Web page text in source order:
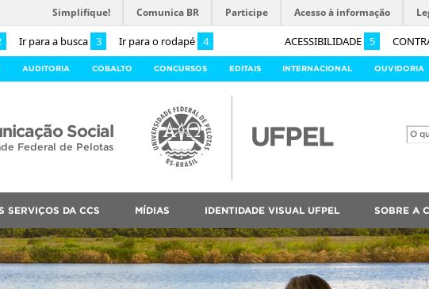
Ir para a busca 3 Ir para o rodapé 4 ACESSIBILIDADE 5
Simplifique! Comunica BR Participe Acesso à informação
AUDITORIA COBALTO CONCURSOS EDITAIS INTERNACIONAL OUVIDORIA
Social
Federal de Pelotas
SERVIÇOS DA CCS MÍDIAS IDENTIDADE VISUAL UFPEL SOBRE A